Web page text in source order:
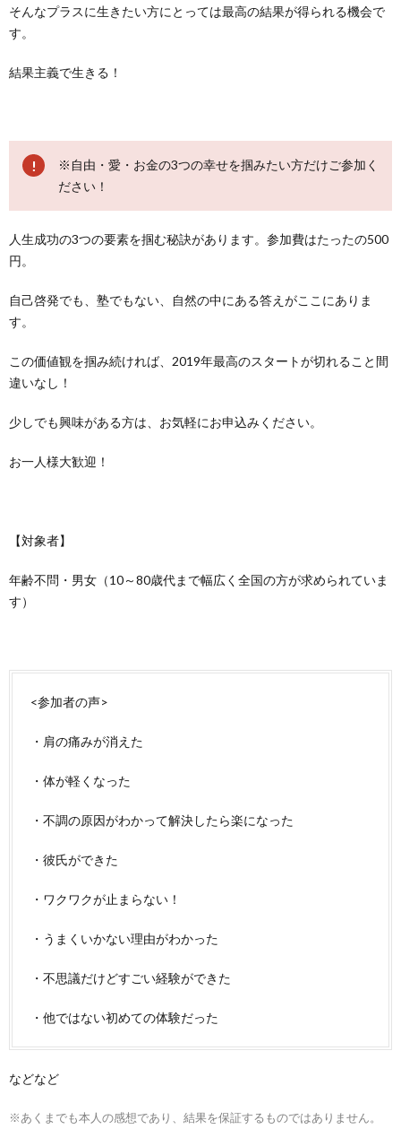
そんなプラスに生きたい方にとっては最高の結果が得られる機会で
す。
結果主義で生きる！
※自由・愛・お金の3つの幸せを掴みたい方だけご参加く
ださい！
人生成功の3つの要素を掴む秘訣があります。参加費はたったの500
円。
自己啓発でも、塾でもない、自然の中にある答えがここにありま
す。
この価値観を掴み続ければ、2019年最高のスタートが切れること間
違いなし！
少しでも興味がある方は、お気軽にお申込みください。
お一人様大歓迎！
【対象者】
年齢不問・男女（10～80歳代まで幅広く全国の方が求められていま
す）
<参加者の声>
・肩の痛みが消えた
・体が軽くなった
・不調の原因がわかって解決したら楽になった
・彼氏ができた
・ワクワクが止まらない！
・うまくいかない理由がわかった
・不思議だけどすごい経験ができた
・他ではない初めての体験だった
などなど
※あくまでも本人の感想であり、結果を保証するものではありません。